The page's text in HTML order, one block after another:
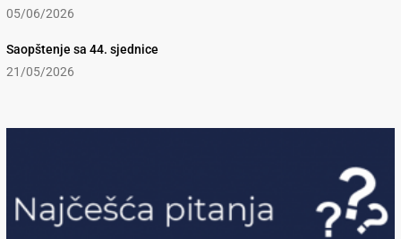
05/06/2026
Saopštenje sa 44. sjednice
21/05/2026